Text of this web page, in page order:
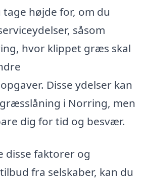
tage højde for, om du
såsom
hvor klippet græs skal
Disse ydelser kan
i Norring, men
dig for tid og besvær.
disse faktorer og
fra selskaber, kan du